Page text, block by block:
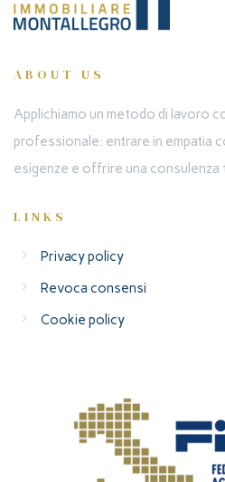
ABOUT US
Applichiamo un metodo di lavoro
professionale: entrare in empatia
esigenze e offrire una consulenza
LINKS
Privacy policy
Revoca consensi
Cookie policy